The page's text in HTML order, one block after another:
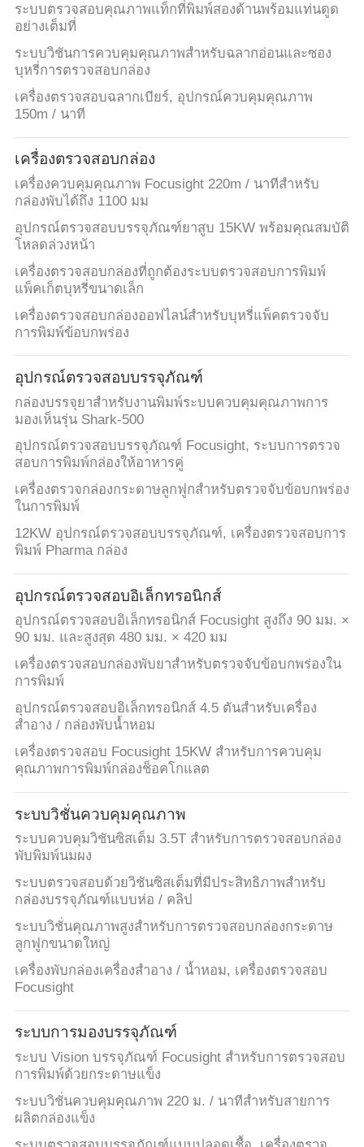
ขอ
ใบ
เสนอ
ราคา
แผนผัง
เว็บไซต์
PRIVACY
POLICY
ระบบตรวจสอบคุณภาพแท็กที่พิมพ์สองด้านพร้อมแท่นดูด
อย่างเต็มที่
ระบบวิชันการควบคุมคุณภาพสำหรับฉลากอ่อนและซอง
บุหรี่การตรวจสอบกล่อง
เครื่องตรวจสอบฉลากเบียร์, อุปกรณ์ควบคุมคุณภาพ
150m / นาที
เครื่องตรวจสอบกล่อง
เครื่องควบคุมคุณภาพ Focusight 220m / นาทีสำหรับ
กล่องพับได้ถึง 1100 มม
อุปกรณ์ตรวจสอบบรรจุภัณฑ์ยาสูบ 15KW พร้อมคุณสมบัติ
โหลดล่วงหน้า
เครื่องตรวจสอบกล่องที่ถูกต้องระบบตรวจสอบการพิมพ์
แพ็คเก็ตบุหรี่ขนาดเล็ก
เครื่องตรวจสอบกล่องออฟไลน์สำหรับบุหรี่แพ็คตรวจจับ
การพิมพ์ข้อบกพร่อง
อุปกรณ์ตรวจสอบบรรจุภัณฑ์
กล่องบรรจุยาสำหรับงานพิมพ์ระบบควบคุมคุณภาพการ
มองเห็นรุ่น Shark-500
อุปกรณ์ตรวจสอบบรรจุภัณฑ์ Focusight, ระบบการตรวจ
สอบการพิมพ์กล่องให้อาหารคู่
เครื่องตรวจกล่องกระดาษลูกฟูกสำหรับตรวจจับข้อบกพร่อง
ในการพิมพ์
12KW อุปกรณ์ตรวจสอบบรรจุภัณฑ์, เครื่องตรวจสอบการ
พิมพ์ Pharma กล่อง
อุปกรณ์ตรวจสอบอิเล็กทรอนิกส์
อุปกรณ์ตรวจสอบอิเล็กทรอนิกส์ Focusight สูงถึง 90 มม. ×
90 มม. และสูงสุด 480 มม. × 420 มม
เครื่องตรวจสอบกล่องพับยาสำหรับตรวจจับข้อบกพร่องใน
การพิมพ์
อุปกรณ์ตรวจสอบอิเล็กทรอนิกส์ 4.5 ตันสำหรับเครื่อง
สำอาง / กล่องพับน้ำหอม
เครื่องตรวจสอบ Focusight 15KW สำหรับการควบคุม
คุณภาพการพิมพ์กล่องช็อคโกแลต
ระบบวิชั่นควบคุมคุณภาพ
ระบบควบคุมวิชันซิสเต็ม 3.5T สำหรับการตรวจสอบกล่อง
พับพิมพ์นมผง
ระบบตรวจสอบด้วยวิชันซิสเต็มที่มีประสิทธิภาพสำหรับ
กล่องบรรจุภัณฑ์แบบห่อ / คลิป
ระบบวิชั่นคุณภาพสูงสำหรับการตรวจสอบกล่องกระดาษ
ลูกฟูกขนาดใหญ่
เครื่องพับกล่องเครื่องสำอาง / น้ำหอม, เครื่องตรวจสอบ
Focusight
ระบบการมองบรรจุภัณฑ์
ระบบ Vision บรรจุภัณฑ์ Focusight สำหรับการตรวจสอบ
การพิมพ์ด้วยกระดาษแข็ง
ระบบวิชั่นควบคุมคุณภาพ 220 ม. / นาทีสำหรับสายการ
ผลิตกล่องแข็ง